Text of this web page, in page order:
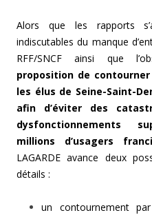
Alors que les rapports
indiscutables du manque
RFF/SNCF ainsi que
proposition de contourner
les élus de Seine-Saint-
afin d’éviter des
dysfonctionnements
millions d’usagers
LAGARDE avance deux
détails :
un contournement